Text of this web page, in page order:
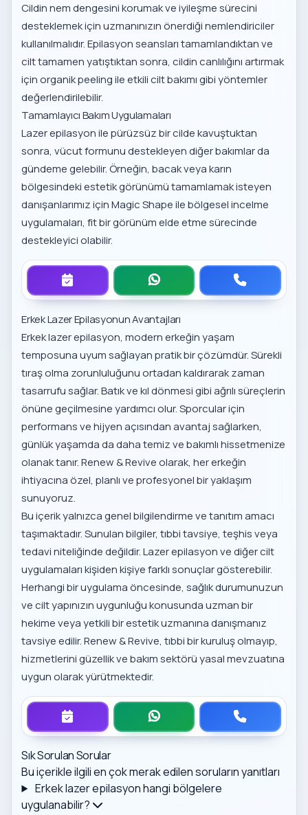
Cildin nem dengesini korumak ve iyileşme sürecini
desteklemek için uzmanınızın önerdiği nemlendiriciler
kullanılmalıdır. Epilasyon seansları tamamlandıktan ve
cilt tamamen yatıştıktan sonra, cildin canlılığını artırmak
içinorganik peeling ile etkili cilt bakımıgibi yöntemler
değerlendirilebilir.
Tamamlayıcı Bakım Uygulamaları
Lazer epilasyon ile pürüzsüz bir cilde kavuştuktan
sonra, vücut formunu destekleyen diğer bakımlar da
gündeme gelebilir. Örneğin, bacak veya karın
bölgesindeki estetik görünümü tamamlamak isteyen
danışanlarımız içinMagic Shape ile bölgesel incelme
uygulamaları, fit bir görünüm elde etme sürecinde
destekleyici olabilir.
Erkek Lazer Epilasyonun Avantajları
Erkek lazer epilasyon, modern erkeğin yaşam
temposuna uyum sağlayan pratik bir çözümdür. Sürekli
tıraş olma zorunluluğunu ortadan kaldırarak zaman
tasarrufu sağlar. Batık ve kıl dönmesi gibi ağrılı süreçlerin
önüne geçilmesine yardımcı olur. Sporcular için
performans ve hijyen açısından avantaj sağlarken,
günlük yaşamda da daha temiz ve bakımlı hissetmenize
olanak tanır. Renew & Revive olarak, her erkeğin
ihtiyacına özel, planlı ve profesyonel bir yaklaşım
sunuyoruz.
Bu içerik yalnızca genel bilgilendirme ve tanıtım amacı
taşımaktadır. Sunulan bilgiler, tıbbi tavsiye, teşhis veya
tedavi niteliğinde değildir. Lazer epilasyon ve diğer cilt
uygulamaları kişiden kişiye farklı sonuçlar gösterebilir.
Herhangi bir uygulama öncesinde, sağlık durumunuzun
ve cilt yapınızın uygunluğu konusunda uzman bir
hekime veya yetkili bir estetik uzmanına danışmanız
tavsiye edilir. Renew & Revive, tıbbi bir kuruluş olmayıp,
hizmetlerini güzellik ve bakım sektörü yasal mevzuatına
uygun olarak yürütmektedir.
Sık Sorulan Sorular
Bu içerikle ilgili en çok merak edilen soruların yanıtları
Erkek lazer epilasyon hangi bölgelere
uygulanabilir?